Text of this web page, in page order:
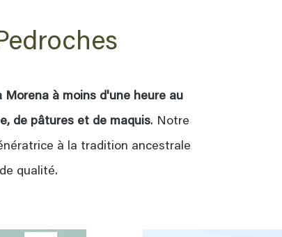
Morena à moins d'une heure au
de pâtures et de maquis. Notre
à la tradition ancestrale
qualité.